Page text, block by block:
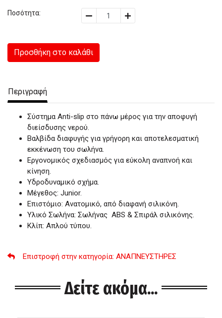
Ποσότητα:
Προσθήκη στο καλάθι
Περιγραφή
Σύστημα Anti-slip στο πάνω μέρος για την αποφυγή
διείσδυσης νερού.
Βαλβίδα διαφυγής για γρήγορη και αποτελεσματική
εκκένωση του σωλήνα.
Εργονομικός σχεδιασμός για εύκολη αναπνοή και
κίνηση.
Υδροδυναμικό σχήμα.
Μέγεθος: Junior.
Επιστόμιο: Ανατομικό, από διαφανή σιλικόνη.
Υλικό Σωλήνα: Σωλήνας ΑΒS & Σπιράλ σιλικόνης.
Κλίπ: Απλού τύπου.
Επιστροφή στην κατηγορία: ΑΝΑΠΝΕΥΣΤΗΡΕΣ
Δείτε ακόμα...